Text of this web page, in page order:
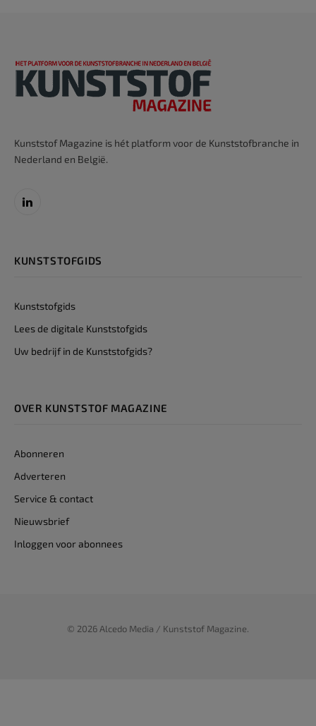
Kunststof Magazine is hét platform voor de Kunststofbranche in
Nederland en België.
LinkedIn
KUNSTSTOFGIDS
Kunststofgids
Lees de digitale Kunststofgids
Uw bedrijf in de Kunststofgids?
OVER KUNSTSTOF MAGAZINE
Abonneren
Adverteren
Service & contact
Nieuwsbrief
Inloggen voor abonnees
© 2026 Alcedo Media / Kunststof Magazine.